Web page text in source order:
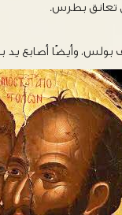
تعانق بطرس.
وأيضًا أصابع